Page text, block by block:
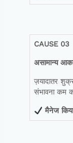
CAUSE 03
असामान्य
ज़यादातर
संभावना कम
मैनेज